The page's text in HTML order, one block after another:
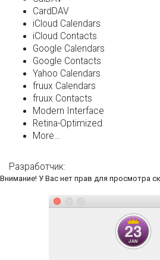
CardDAV
iCloud Calendars
iCloud Contacts
Google Calendars
Google Contacts
Yahoo Calendars
fruux Calendars
fruux Contacts
Modern Interface
Retina-Optimized
More…
Разработчик:
Внимание! У Вас нет прав для просмотра